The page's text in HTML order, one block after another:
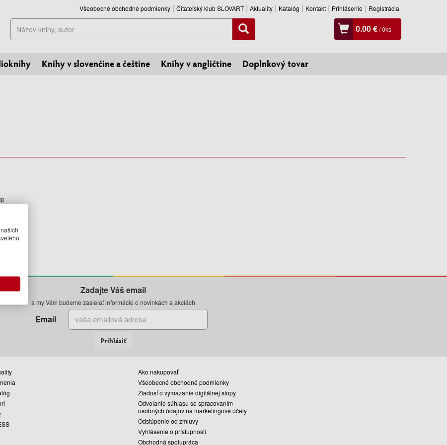
Všeobecné obchodné podmienky Čitateľský klub SLOVART Aktuality Katalóg Kontakt Prihlásenie Registrácia
Hľadať 0.00 €/0ks
Knihy v slovenčine a češtine Knihy v angličtine Doplnkový tovar
Zadajte Váš email
a my Vám budeme zasielať informácie o novinkách a akciách
Email
Prihlásiť
Ako nakupovať
Všeobecné obchodné podmienky
Žiadosť o vymazanie digitálnej stopy
Odvolanie súhlasu so spracovaním
osobných údajov na marketingové účely
Odstúpenie od zmluvy
Vyhlásenie o prístupnosti
Obchodná spolupráca